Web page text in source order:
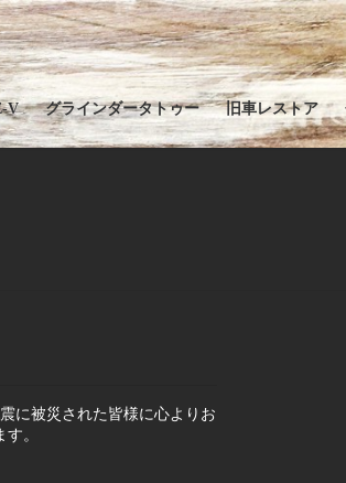
V グラインダータトゥー 旧車レストア
に被災された皆様に心よりお
。